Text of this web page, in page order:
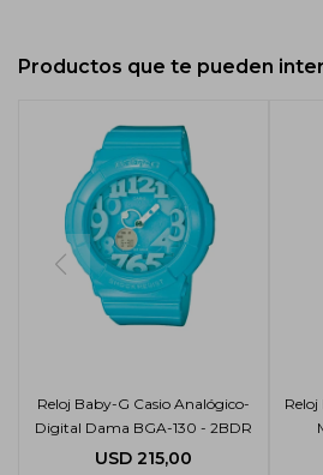
Productos que te pueden
Reloj Baby-G Casio Analógico-
Digital Dama BGA-130 - 2BDR
USD 215,00